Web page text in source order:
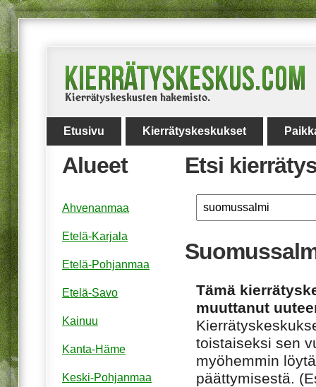
Etusivu Kierrätyskeskukset
Etsi
Tämä
muuttanut
toistaiseksi sen
myöhemmin
päättymisestä.
Alueet
Ahvenanmaa
Etelä-Karjala
Etelä-Pohjanmaa
Etelä-Savo
Kainuu
Kanta-Häme
Keski-Pohjanmaa